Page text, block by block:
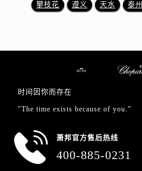
攀枝花 遵义 天水 泰州
时间因你而存在
"The time exists because of you.”
萧邦官方售后热线
400-885-0231